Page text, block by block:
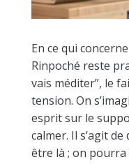
En ce qui
Rinpoché reste
vais méditer”, le
tension. On
esprit sur le
calmer. Il s’agit
être là ; on pourra